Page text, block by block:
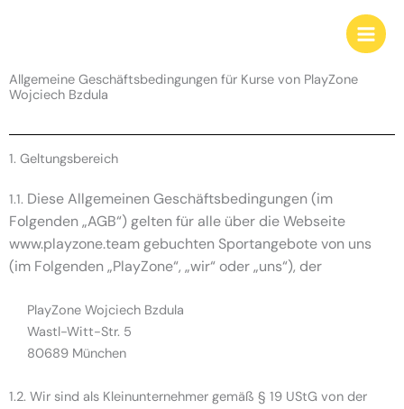
Allgemeine Geschäftsbedingungen für Kurse von PlayZone
Wojciech Bzdula
1. Geltungsbereich
1.1. Diese Allgemeinen Geschäftsbedingungen (im
Folgenden „AGB“) gelten für alle über die Webseite
www.playzone.team gebuchten Sportangebote von uns
(im Folgenden „PlayZone“, „wir“ oder „uns“), der
PlayZone Wojciech Bzdula
Wastl-Witt-Str. 5
80689 München
1.2. Wir sind als Kleinunternehmer gemäß § 19 UStG von der